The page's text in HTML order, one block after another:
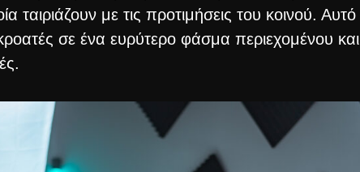
ταιριάζουν με τις προτιμήσεις του κοινού. Αυτό
σε ένα ευρύτερο φάσμα περιεχομένου